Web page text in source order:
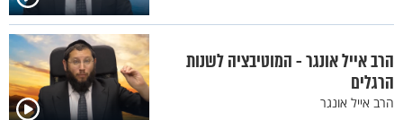
הרב אייל אונגר - המוטיבציה לשנות
הרגלים
הרב אייל אונגר